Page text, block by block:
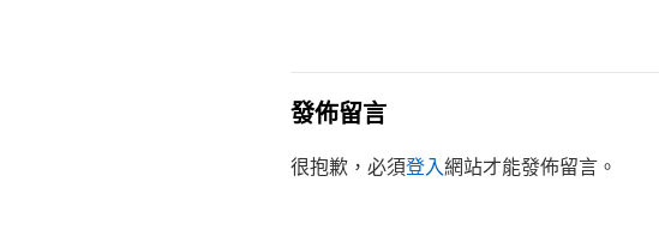
發佈留言
很抱歉，必須登入網站才能發佈留言。